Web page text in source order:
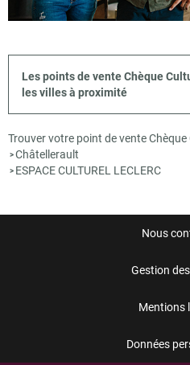
Les points de vente Chèque
les villes à proximité
Trouver votre point de vente
>Châtellerault
> ESPACE CULTUREL LECLERC
Nous
Gestion
Mentions
Données